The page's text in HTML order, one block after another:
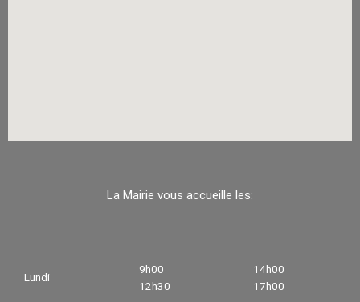
La Mairie vous accueille les:
Lundi
9h00
12h30
14h00
17h00